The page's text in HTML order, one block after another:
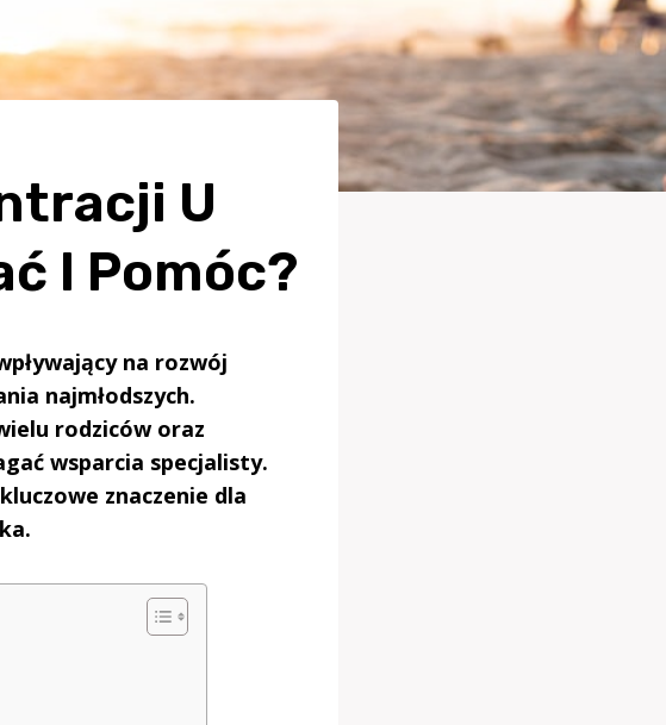
U
I Pomóc?
na rozwój
najmłodszych.
rodziców oraz
wsparcia specjalisty.
znaczenie dla